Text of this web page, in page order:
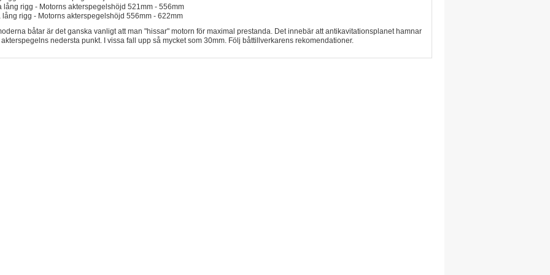
lång rigg - Motorns akterspegelshöjd 521mm - 556mm
lång rigg - Motorns akterspegelshöjd 556mm - 622mm
båtar är det ganska vanligt att man "hissar" motorn för maximal prestanda. Det innebär att antikavitationsplanet hamnar
nedersta punkt. I vissa fall upp så mycket som 30mm. Följ båttillverkarens rekomendationer.